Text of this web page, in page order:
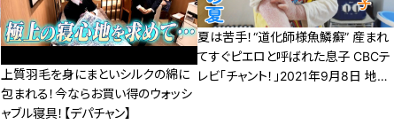
上質羽毛を身にまといシルクの綿に
包まれる！今ならお買い得のウォッシ
ャブル寝具！【デパチャン】
夏は苦手！“道化師様魚鱗癬” 産まれ
てすぐピエロと呼ばれた息子 CBCテ
レビ「チャント！」2021年9月8日 地上